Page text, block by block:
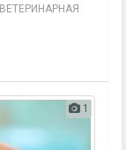
ВЕТЕРИНАРНАЯ
1